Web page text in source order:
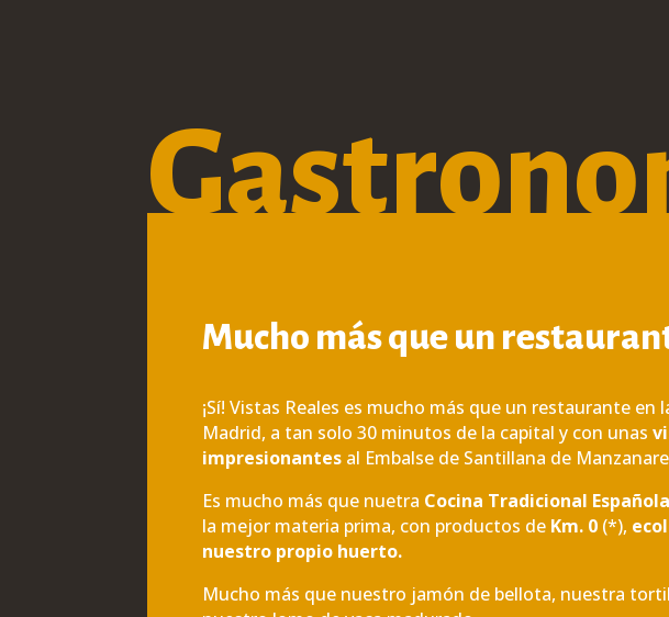
Mucho más que un
¡Sí! Vistas Reales es mucho más que un restaurante en
Madrid, a tan solo 30 minutos de la capital y con unas
impresionantes al Embalse de Santillana de
Es mucho más que nuetra Cocina Tradicional Española
la mejor materia prima, con productos de Km. 0 (*),
nuestro propio huerto.
Mucho más que nuestro jamón de bellota, nuestra